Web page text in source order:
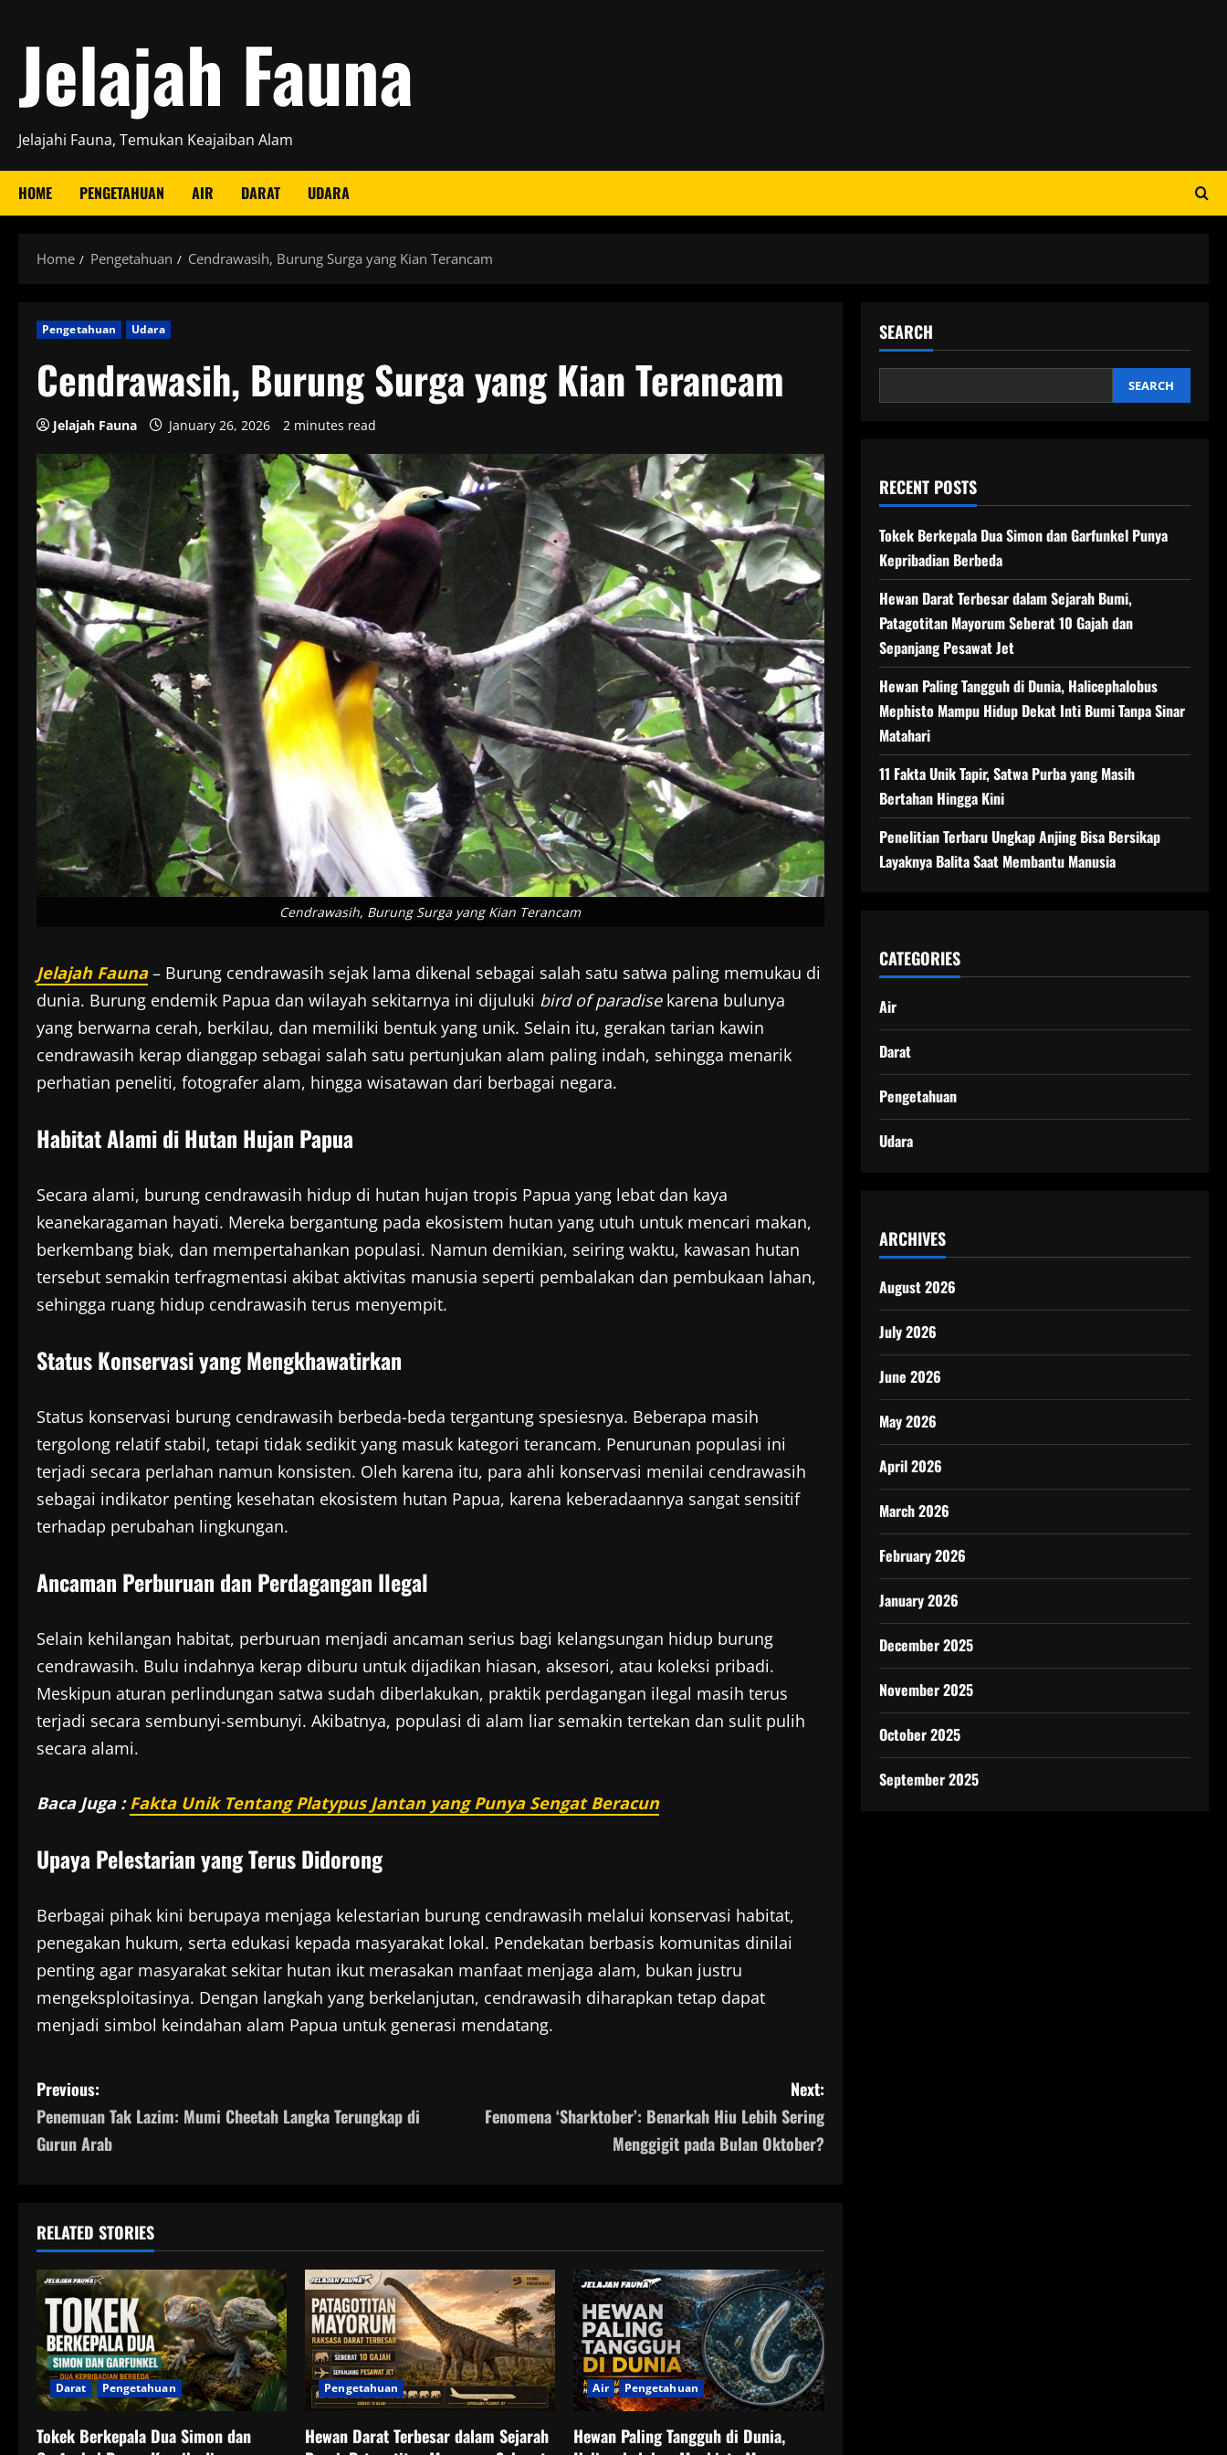
content
Jelajah Fauna
Jelajahi Fauna, Temukan Keajaiban Alam
HOME PENGETAHUAN AIR DARAT UDARA
Home Pengetahuan Cendrawasih, Burung Surga yang Kian Terancam
Pengetahuan Udara
Cendrawasih, Burung Surga yang Kian Terancam
Jelajah Fauna January 26, 2026 2 minutes read
Cendrawasih, Burung Surga yang Kian Terancam
Jelajah Fauna– Burung cendrawasih sejak lama dikenal sebagai salah satu satwa paling memukau di
dunia. Burung endemik Papua dan wilayah sekitarnya ini dijuluki bird of paradisekarena bulunya
yang berwarna cerah, berkilau, dan memiliki bentuk yang unik. Selain itu, gerakan tarian kawin
cendrawasih kerap dianggap sebagai salah satu pertunjukan alam paling indah, sehingga menarik
perhatian peneliti, fotografer alam, hingga wisatawan dari berbagai negara.
Habitat Alami di Hutan Hujan Papua
Secara alami, burung cendrawasih hidup di hutan hujan tropis Papua yang lebat dan kaya
keanekaragaman hayati. Mereka bergantung pada ekosistem hutan yang utuh untuk mencari makan,
berkembang biak, dan mempertahankan populasi. Namun demikian, seiring waktu, kawasan hutan
tersebut semakin terfragmentasi akibat aktivitas manusia seperti pembalakan dan pembukaan lahan,
sehingga ruang hidup cendrawasih terus menyempit.
Status Konservasi yang Mengkhawatirkan
Status konservasi burung cendrawasih berbeda-beda tergantung spesiesnya. Beberapa masih
tergolong relatif stabil, tetapi tidak sedikit yang masuk kategori terancam. Penurunan populasi ini
terjadi secara perlahan namun konsisten. Oleh karena itu, para ahli konservasi menilai cendrawasih
sebagai indikator penting kesehatan ekosistem hutan Papua, karena keberadaannya sangat sensitif
terhadap perubahan lingkungan.
Ancaman Perburuan dan Perdagangan Ilegal
Selain kehilangan habitat, perburuan menjadi ancaman serius bagi kelangsungan hidup burung
cendrawasih. Bulu indahnya kerap diburu untuk dijadikan hiasan, aksesori, atau koleksi pribadi.
Meskipun aturan perlindungan satwa sudah diberlakukan, praktik perdagangan ilegal masih terus
terjadi secara sembunyi-sembunyi. Akibatnya, populasi di alam liar semakin tertekan dan sulit pulih
secara alami.
Baca Juga :Fakta Unik Tentang Platypus Jantan yang Punya Sengat Beracun
Upaya Pelestarian yang Terus Didorong
Berbagai pihak kini berupaya menjaga kelestarian burung cendrawasih melalui konservasi habitat,
penegakan hukum, serta edukasi kepada masyarakat lokal. Pendekatan berbasis komunitas dinilai
penting agar masyarakat sekitar hutan ikut merasakan manfaat menjaga alam, bukan justru
mengeksploitasinya. Dengan langkah yang berkelanjutan, cendrawasih diharapkan tetap dapat
menjadi simbol keindahan alam Papua untuk generasi mendatang.
P
o
n
a
i
g
a
Previous:
Penemuan Tak Lazim: Mumi Cheetah Langka Terungkap di
Gurun Arab
Next:
Fenomena ‘Sharktober’: Benarkah Hiu Lebih Sering
Menggigit pada Bulan Oktober?
RELATED STORIES
Darat Pengetahuan
Tokek Berkepala Dua Simon dan
Pengetahuan
Hewan Darat Terbesar dalam Sejarah
Air Pengetahuan
Hewan Paling Tangguh di Dunia,
SEARCH
SEARCH
RECENT POSTS
Tokek Berkepala Dua Simon dan Garfunkel Punya
Kepribadian Berbeda
Hewan Darat Terbesar dalam Sejarah Bumi,
Patagotitan Mayorum Seberat 10 Gajah dan
Sepanjang Pesawat Jet
Hewan Paling Tangguh di Dunia, Halicephalobus
Mephisto Mampu Hidup Dekat Inti Bumi Tanpa Sinar
Matahari
11 Fakta Unik Tapir, Satwa Purba yang Masih
Bertahan Hingga Kini
Penelitian Terbaru Ungkap Anjing Bisa Bersikap
Layaknya Balita Saat Membantu Manusia
CATEGORIES
Air
Darat
Pengetahuan
Udara
ARCHIVES
August 2026
July 2026
June 2026
May 2026
April 2026
March 2026
February 2026
January 2026
December 2025
November 2025
October 2025
September 2025